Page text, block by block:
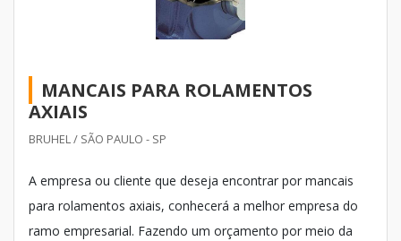
MANCAIS PARA ROLAMENTOS
AXIAIS
BRUHEL / SÃO PAULO - SP
A empresa ou cliente que deseja encontrar por mancais
para rolamentos axiais, conhecerá a melhor empresa do
ramo empresarial. Fazendo um orçamento por meio da